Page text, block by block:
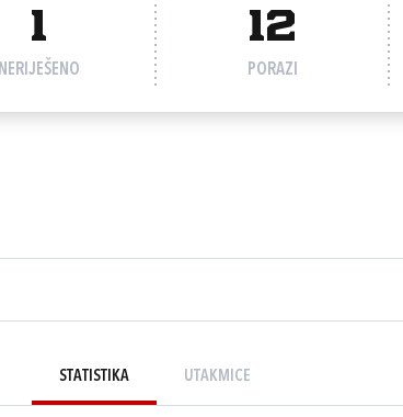
1
NERIJEŠENO
12
PORAZI
STATISTIKA UTAKMICE